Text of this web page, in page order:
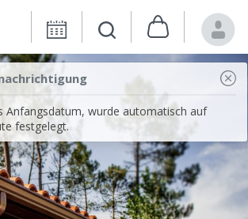
Anfangsdatum, wurde automatisch auf
festgelegt.